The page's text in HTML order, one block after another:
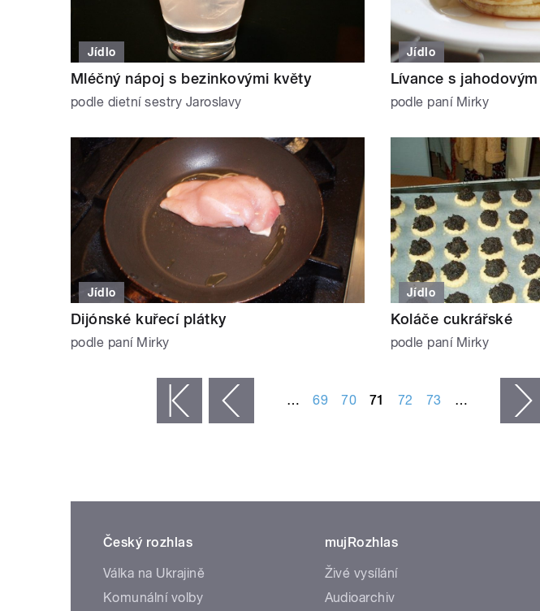
Jídlo
Mléčný nápoj s bezinkovými květy
podle dietní sestry Jaroslavy
Jídlo
Lívance s
podle paní Mirky
Jídlo
Dijónské kuřecí plátky
podle paní Mirky
Jídlo
Koláče cukrářské
podle paní Mirky
‹ předchozí … 69 70 71 72 73 …
Český rozhlas
Válka na Ukrajině
Komunální volby
mujRozhlas
Živé vysílání
Audioarchiv